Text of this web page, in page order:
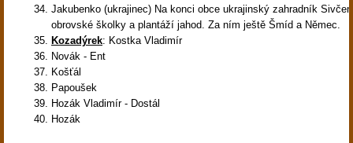
Jakubenko (ukrajinec) Na konci obce ukrajinský zahradník
obrovské školky a plantáží jahod. Za ním ještě Šmíd a Němec.
Kozadýrek: Kostka Vladimír
Novák - Ent
Košťál
Papoušek
Hozák Vladimír - Dostál
Hozák